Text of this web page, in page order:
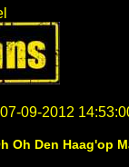
09-2012
Oh Den Haag'op